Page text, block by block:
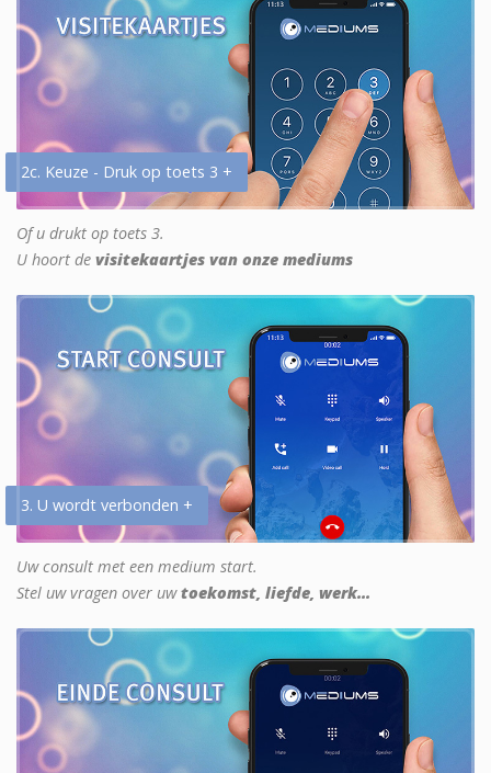
2c. Keuze - Druk op toets 3 +
Of u drukt op toets 3.
U hoort de visitekaartjes van onze mediums
3. U wordt verbonden +
Uw consult met een medium start.
Stel uw vragen over uwtoekomst, liefde, werk...